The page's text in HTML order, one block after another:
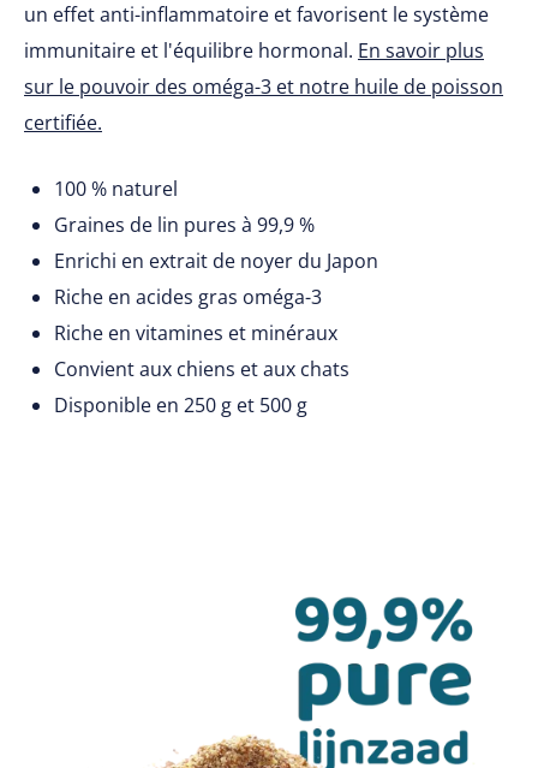
un effet anti-inflammatoire et favorisent le système
immunitaire et l'équilibre hormonal. En savoir plus
sur le pouvoir des oméga-3 et notre huile de poisson
certifiée.
100 % naturel
Graines de lin pures à 99,9 %
Enrichi en extrait de noyer du Japon
Riche en acides gras oméga-3
Riche en vitamines et minéraux
Convient aux chiens et aux chats
Disponible en 250 g et 500 g